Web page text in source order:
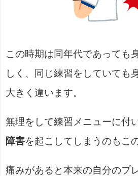
この時期は同年代であっても
しく、同じ練習をしていても
大きく違います。
無理をして練習メニューに付
障害を起こしてしまうのもこ
痛みがあると本来の自分のプ